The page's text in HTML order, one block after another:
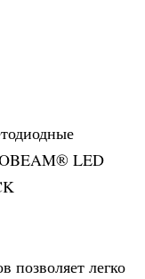
LED
позволяет легко